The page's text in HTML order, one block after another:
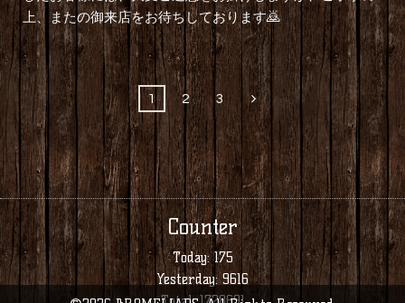
上、またの御来店をお待ちしております🙇
1 2 3
Counter
Today:175
Yesterday:9616